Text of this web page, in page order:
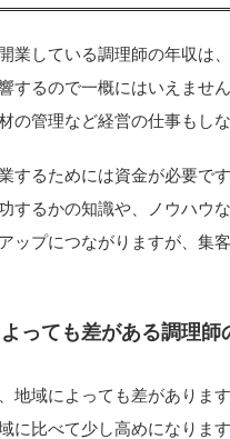
業している調理師の年収は
するので一概にはいえませ
の管理など経営の仕事もし
するためには資金が必要で
するかの知識や、ノウハウ
ップにつながりますが、集
っても差がある調理師
地域によっても差がありま
に比べて少し高めになりま